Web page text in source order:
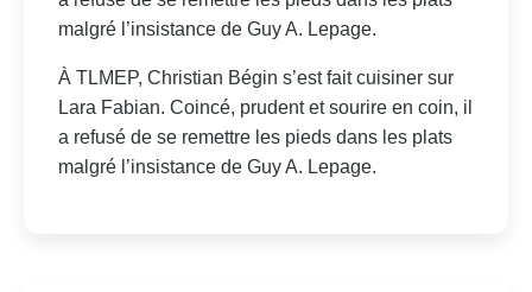
malgré l’insistance de Guy A. Lepage.
À TLMEP, Christian Bégin s’est fait cuisiner sur
Lara Fabian. Coincé, prudent et sourire en coin, il
a refusé de se remettre les pieds dans les plats
malgré l’insistance de Guy A. Lepage.